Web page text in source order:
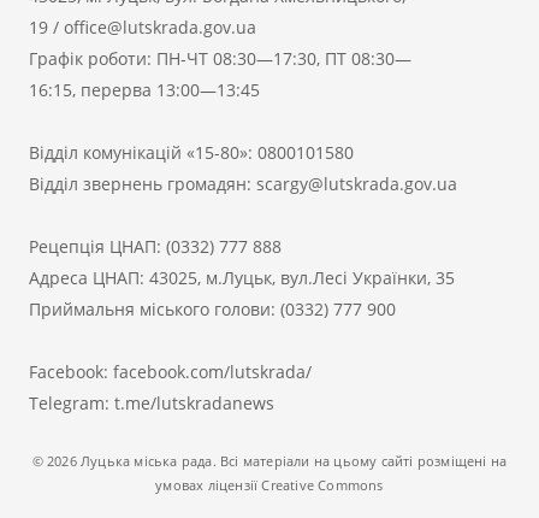
19 / office@lutskrada.gov.ua
Графік роботи: ПН-ЧТ 08:30—17:30, ПТ 08:30—
16:15, перерва 13:00—13:45
Відділ комунікацій «15-80»: 0800101580
Відділ звернень громадян: scargy@lutskrada.gov.ua
Рецепція ЦНАП: (0332) 777 888
Адреса ЦНАП: 43025, м.Луцьк, вул.Лесі Українки, 35
Приймальня міського голови: (0332) 777 900
Facebook: facebook.com/lutskrada/
Telegram: t.me/lutskradanews
© 2026 Луцька міська рада. Всі матеріали на цьому сайті розміщені на
умовах ліцензії Creative Commons